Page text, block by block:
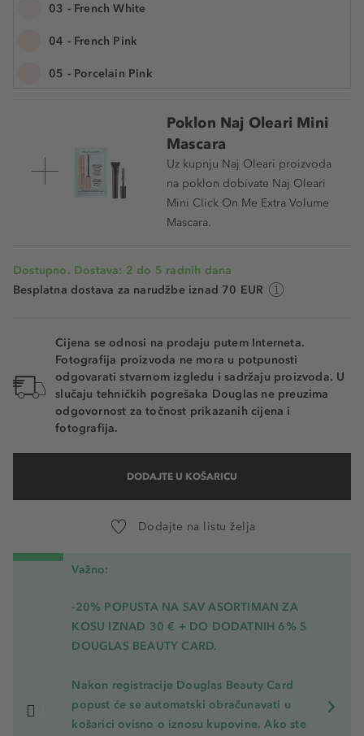
03 - French White
04 - French Pink
05 - Porcelain Pink
08 - Hazelnut
11 - Lotus Flower
14 - Azalea Pink
15 - Peony
16 - Lilac
19 - Sunset Orange
20 - Coral Red
22 - Lacquer Red
24 - Cherry Red
25 - Black Red
Poklon Naj Oleari Mini
Mascara
Uz kupnju Naj Oleari proizvoda
na poklon dobivate Naj Oleari
Mini Click On Me Extra Volume
Mascara.
Dostupno. Dostava: 2 do 5 radnih dana
Besplatna dostava za narudžbe iznad 70 EUR
Cijena se odnosi na prodaju putem Interneta.
Fotografija proizvoda ne mora u potpunosti
odgovarati stvarnom izgledu i sadržaju proizvoda. U
slučaju tehničkih pogrešaka Douglas ne preuzima
odgovornost za točnost prikazanih cijena i
fotografija.
DODAJTE U KOŠARICU
Dodajte na listu želja
Važno:
-20% POPUSTA NA SAV ASORTIMAN ZA
KOSU IZNAD 30 € + DO DODATNIH 6% S
DOUGLAS BEAUTY CARD.
Nakon registracije Douglas Beauty Card
popust će se automatski obračunavati u
košarici ovisno o iznosu kupovine. Ako ste